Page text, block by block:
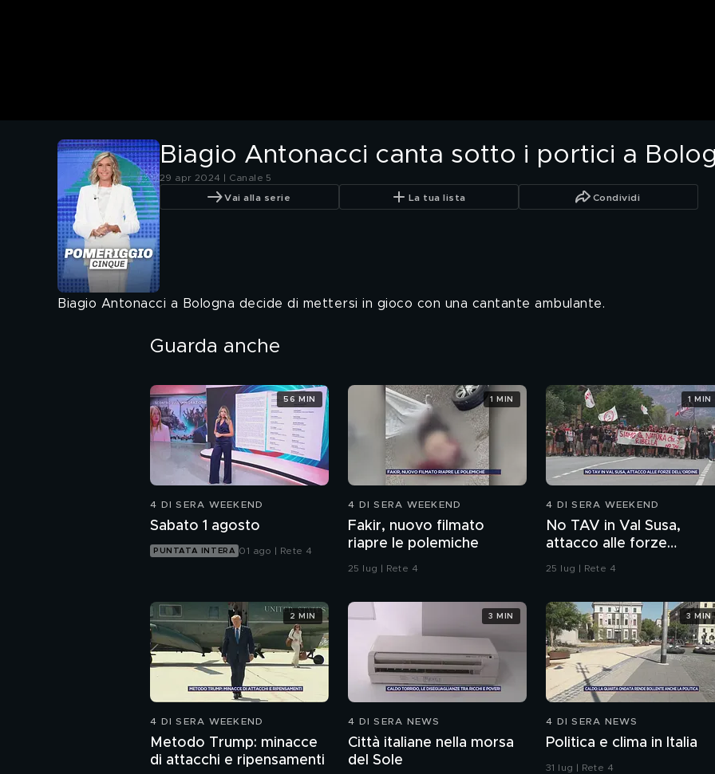
Biagio Antonacci canta sotto i portici a
29 apr 2024 | Canale 5
Vai alla serie La tua lista Condividi
Biagio Antonacci a Bologna decide di mettersi in gioco con una cantante ambulante.
Guarda anche
4 DI SERA WEEKEND
Sabato 1 agosto
PUNTATA INTERA 01 ago | Rete 4
56 MIN
4 DI SERA WEEKEND
Fakir, nuovo filmato
riapre le polemiche
25 lug | Rete 4
1 MIN
4 DI SERA WEEKEND
No TAV in Val Susa,
attacco alle forze
dell'ordine
25 lug | Rete 4
1 MIN
4 DI SERA WEEKEND
Metodo Trump: minacce
di attacchi e ripensamenti
2 MIN
4 DI SERA NEWS
Città italiane nella morsa
del Sole
3 MIN
4 DI SERA NEWS
Politica e clima in Italia
31 lug | Rete 4
3 MIN